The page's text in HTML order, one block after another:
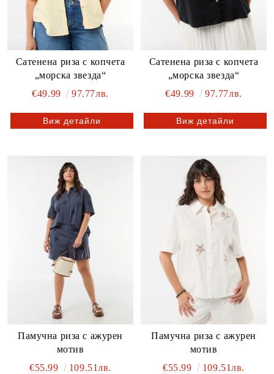
Сатенена риза с копчета
„морска звезда“
€49.99
97.77лв.
Виж детайли
Сатенена риза с копчета
„морска звезда“
€49.99
97.77лв.
Виж детайли
Памучна риза с ажурен
мотив
€55.99
109.51лв.
Памучна риза с ажурен
мотив
€55.99
109.51лв.